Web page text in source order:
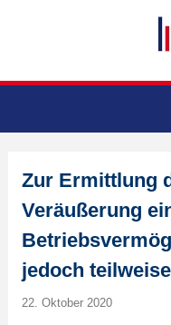
Zur Ermittlung
Veräußerung
jedoch
22. Oktober 2020